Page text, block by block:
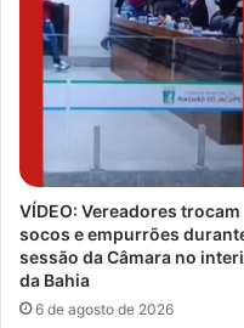
VÍDEO: Vereadores trocam
socos e empurrões
sessão da Câmara no
da Bahia
6 de agosto de 2026